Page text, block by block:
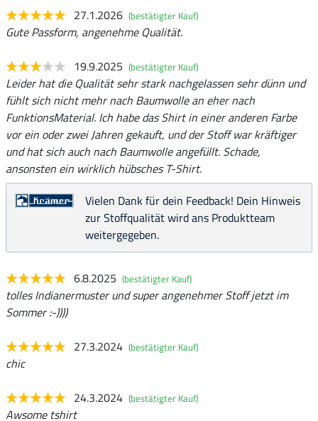
27.1.2026 (bestätigter Kauf)
Gute Passform, angenehme Qualität.
19.9.2025 (bestätigter Kauf)
Leider hat die Qualität sehr stark nachgelassen sehr dünn und
fühlt sich nicht mehr nach Baumwolle an eher nach
FunktionsMaterial. Ich habe das Shirt in einer anderen Farbe
vor ein oder zwei Jahren gekauft, und der Stoff war kräftiger
und hat sich auch nach Baumwolle angefüllt. Schade,
ansonsten ein wirklich hübsches T-Shirt.
Vielen Dank für dein Feedback! Dein Hinweis
zur Stoffqualität wird ans Produktteam
weitergegeben.
6.8.2025 (bestätigter Kauf)
tolles Indianermuster und super angenehmer Stoff jetzt im
Sommer :-))))
27.3.2024 (bestätigter Kauf)
chic
24.3.2024 (bestätigter Kauf)
Awsome tshirt